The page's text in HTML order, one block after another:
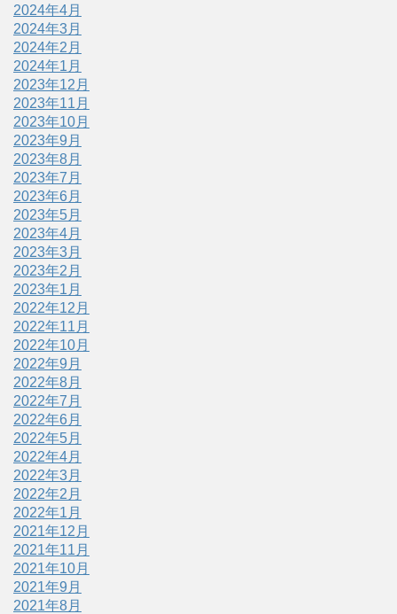
2024年4月
2024年3月
2024年2月
2024年1月
2023年12月
2023年11月
2023年10月
2023年9月
2023年8月
2023年7月
2023年6月
2023年5月
2023年4月
2023年3月
2023年2月
2023年1月
2022年12月
2022年11月
2022年10月
2022年9月
2022年8月
2022年7月
2022年6月
2022年5月
2022年4月
2022年3月
2022年2月
2022年1月
2021年12月
2021年11月
2021年10月
2021年9月
2021年8月